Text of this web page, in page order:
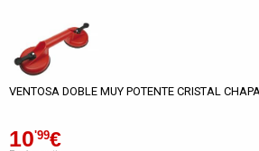
VENTOSA DOBLE MUY POTENTE CRISTAL
10'99€